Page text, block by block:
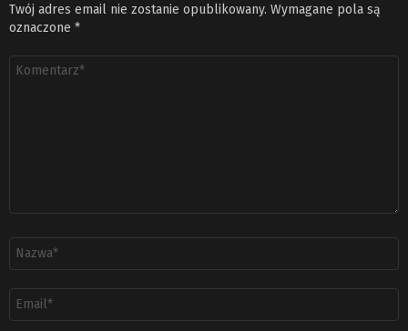
Twój adres email nie zostanie opublikowany. Wymagane pola są
oznaczone *
email
*